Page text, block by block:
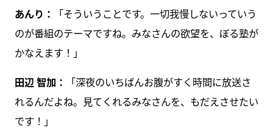
あんり：
「そういうことです。一切我慢しないっていう
のが番組のテーマですね。みなさんの欲望を、ぼる塾が
かなえます！」
田辺 智加：
「深夜のいちばんお腹がすく時間に放送さ
れるんだよね。見てくれるみなさんを、もだえさせたい
です！」